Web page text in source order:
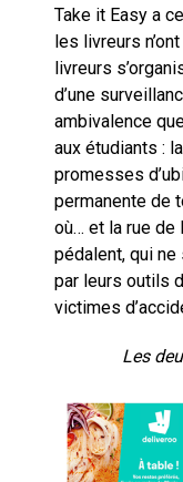
Take it Easy a
les livreurs
livreurs
d’une
ambivalence
aux étudiants :
promesses
permanente de
où… et la rue de
pédalent, qui ne
par leurs outils
victimes
Les